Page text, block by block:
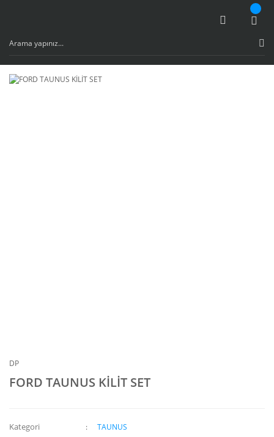
DP
FORD TAUNUS KİLİT SET
Kategori TAUNUS